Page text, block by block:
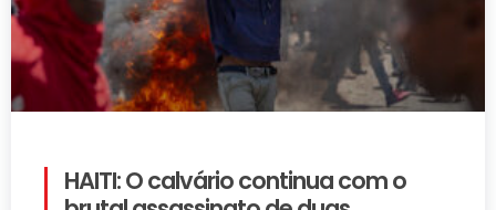
HAITI: O calvário continua com o